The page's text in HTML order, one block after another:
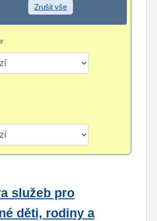
Zrušit vše
služeb pro
děti, rodiny a